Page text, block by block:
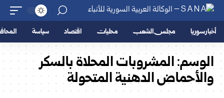
أخبار سوريا مجلس الشعب محليات اقتصاد سياسة
الوسم:المشروبات المحلاة بالسكر
والأحماض الدهنية المتحولة